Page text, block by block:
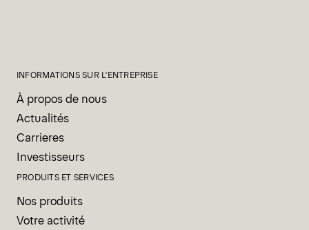
INFORMATIONS SUR L'ENTREPRISE
À propos de nous
Actualités
Carrieres
Investisseurs
PRODUITS ET SERVICES
Nos produits
Votre activité